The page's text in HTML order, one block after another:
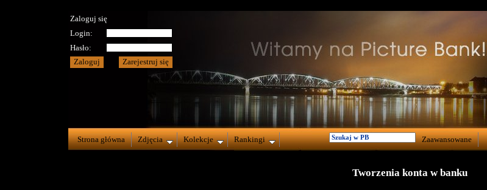
Zaloguj się
Login:
Hasło:
Strona główna Zdjęcia Kolekcje Rankingi Zaawansowane
Tworzenia konta w banku